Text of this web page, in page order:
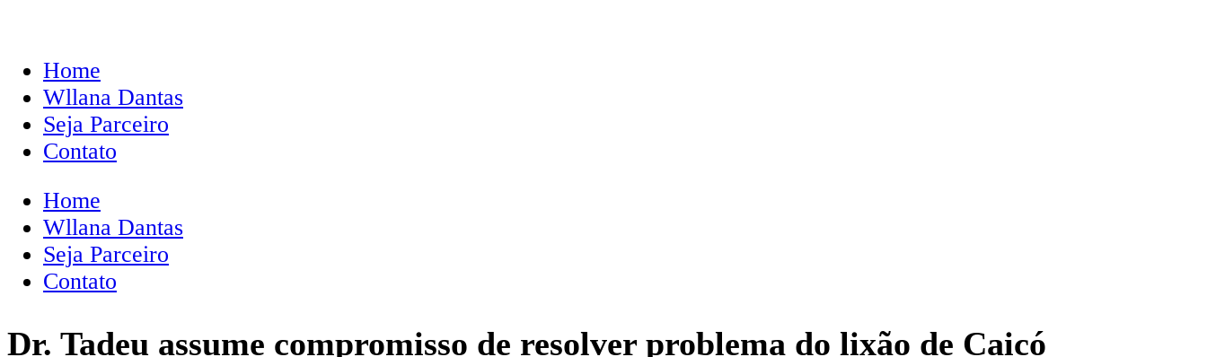
Home
Wllana Dantas
Seja Parceiro
Contato
Home
Wllana Dantas
Seja Parceiro
Contato
Dr. Tadeu assume compromisso de resolver problema do lixão de Caicó